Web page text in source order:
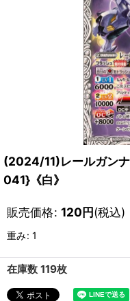
(2024/11)レールガン
041}《白》
販売価格: 120円(税込)
重み: 1
在庫数 119枚